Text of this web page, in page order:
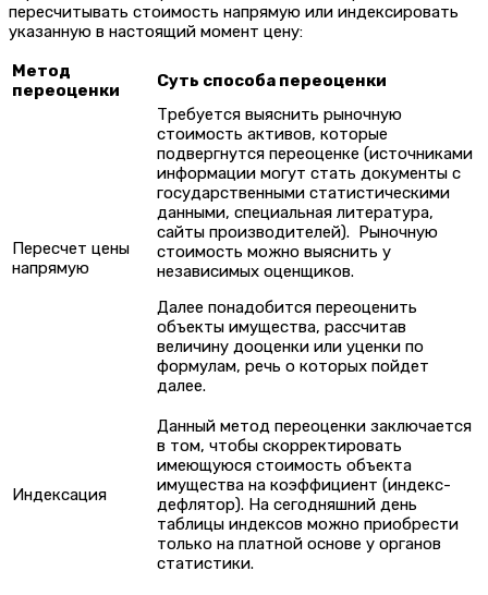
пересчитывать стоимость напрямую или индексировать
указанную в настоящий момент цену:
Метод
переоценки
Суть способа переоценки
Пересчет цены
напрямую
Требуется выяснить рыночную
стоимость активов, которые
подвергнутся переоценке (источниками
информации могут стать документы с
государственными статистическими
данными, специальная литература,
сайты производителей). Рыночную
стоимость можно выяснить у
независимых оценщиков.
Далее понадобится переоценить
объекты имущества, рассчитав
величину дооценки или уценки по
формулам, речь о которых пойдет
далее.
Индексация
Данный метод переоценки заключается
в том, чтобы скорректировать
имеющуюся стоимость объекта
имущества на коэффициент (индекс-
дефлятор). На сегодняшний день
таблицы индексов можно приобрести
только на платной основе у органов
статистики.